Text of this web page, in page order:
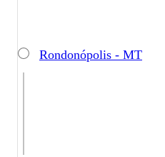
Rondonópolis - MT